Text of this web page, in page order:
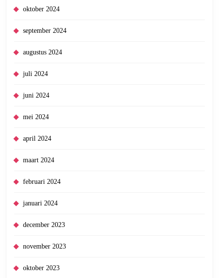
oktober 2024
september 2024
augustus 2024
juli 2024
juni 2024
mei 2024
april 2024
maart 2024
februari 2024
januari 2024
december 2023
november 2023
oktober 2023